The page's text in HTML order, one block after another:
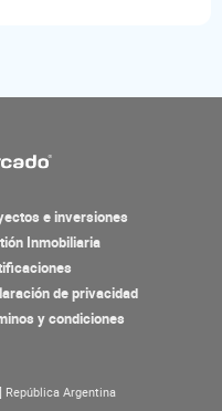
e inversiones
Inmobiliaria
de privacidad
y condiciones
República Argentina